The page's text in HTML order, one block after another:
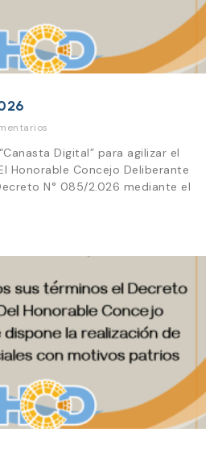
Digital” para agilizar el
Honorable Concejo Deliberante
N° 085/2.026 mediante el